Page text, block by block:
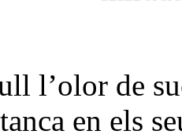
l’olor de
tanca en els